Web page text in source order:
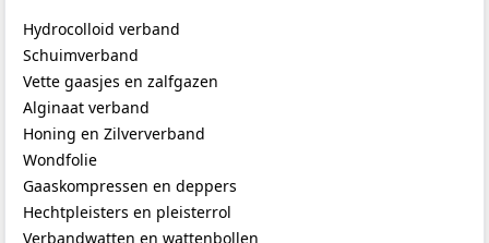
Hydrocolloid verband
Schuimverband
Vette gaasjes en zalfgazen
Alginaat verband
Honing en Zilververband
Wondfolie
Gaaskompressen en deppers
Hechtpleisters en pleisterrol
Verbandwatten en wattenbollen
Belangrijkste informatie
Categorie:
Compressie- en fixatiewindsels
Toepassing:
fixatie van spalken en verband
Gebruikers:
artsen, EHBO-teams
Zorgsetting:Ziekenhuizen, klinieken, fysiotherapie,
spoedzorg